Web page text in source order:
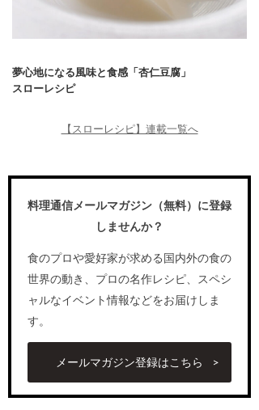
夢心地になる風味と食感「杏仁豆腐」
スローレシピ
【スローレシピ】連載一覧へ
料理通信メールマガジン（無料）に登録
しませんか？
食のプロや愛好家が求める国内外の食の
世界の動き、プロの名作レシピ、スペシ
ャルなイベント情報などをお届けしま
す。
メールマガジン登録はこちら